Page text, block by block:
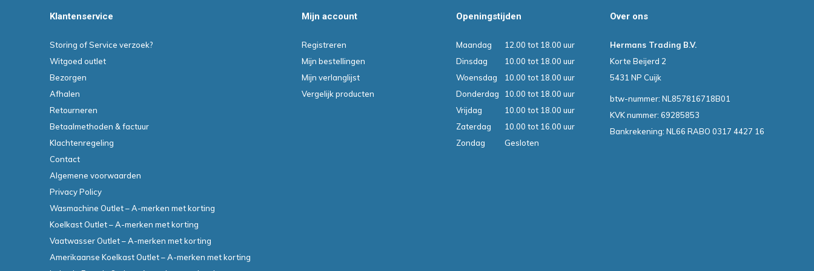
Klantenservice
Storing of Service verzoek?
Witgoed outlet
Bezorgen
Afhalen
Retourneren
Betaalmethoden & factuur
Klachtenregeling
Contact
Algemene voorwaarden
Privacy Policy
Wasmachine Outlet – A-merken met korting
Koelkast Outlet – A-merken met korting
Vaatwasser Outlet – A-merken met korting
Amerikaanse Koelkast Outlet – A-merken met korting
Mijn account
Registreren
Mijn bestellingen
Mijn verlanglijst
Vergelijk producten
Openingstijden
Maandag
12.00 tot 18.00 uur
Dinsdag
10.00 tot 18.00 uur
Woensdag
10.00 tot 18.00 uur
Donderdag
10.00 tot 18.00 uur
Vrijdag
10.00 tot 18.00 uur
Zaterdag
10.00 tot 16.00 uur
Zondag
Gesloten
Over ons
Hermans Trading B.V.
Korte Beijerd 2
5431 NP Cuijk
btw-nummer: NL857816718B01
KVK nummer: 69285853
Bankrekening: NL66 RABO 0317 4427 16